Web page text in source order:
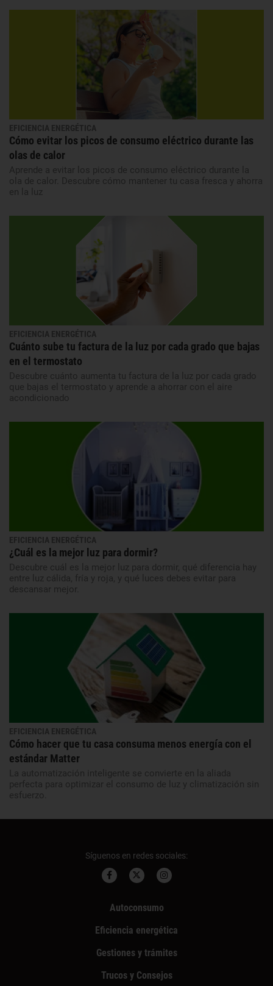
EFICIENCIA ENERGÉTICA
Cómo evitar los picos de consumo eléctrico durante las
olas de calor
Aprende a evitar los picos de consumo eléctrico durante la
ola de calor. Descubre cómo mantener tu casa fresca y ahorra
en la luz
EFICIENCIA ENERGÉTICA
Cuánto sube tu factura de la luz por cada grado que bajas
en el termostato
Descubre cuánto aumenta tu factura de la luz por cada grado
que bajas el termostato y aprende a ahorrar con el aire
acondicionado
EFICIENCIA ENERGÉTICA
¿Cuál es la mejor luz para dormir?
Descubre cuál es la mejor luz para dormir, qué diferencia hay
entre luz cálida, fría y roja, y qué luces debes evitar para
descansar mejor.
EFICIENCIA ENERGÉTICA
Cómo hacer que tu casa consuma menos energía con el
estándar Matter
La automatización inteligente se convierte en la aliada
perfecta para optimizar el consumo de luz y climatización sin
esfuerzo.
Síguenos en redes sociales:
Autoconsumo
Eficiencia energética
Gestiones y trámites
Trucos y Consejos